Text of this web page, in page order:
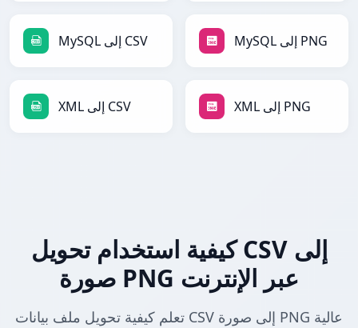
MySQL إلى CSV MySQL إلى PNG
XML إلى CSV XML إلى PNG
كيفية استخدام تحويل CSV إلى
صورة PNG عبر الإنترنت
تعلم كيفية تحويل ملف بيانات CSV إلى صورة PNG عالية